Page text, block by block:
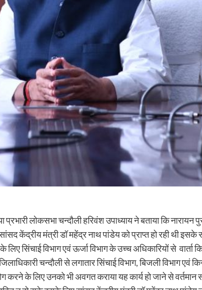
प्रभारी लोकसभा चन्दौली हरिवंश उपाध्याय ने बताया कि नारायन
केंद्रीय मंत्री डॉ महेंद्र नाथ पांडेय को प्राप्त हो रही थी इसके
लिए सिंचाई विभाग एवं ऊर्जा विभाग के उच्च अधिकारियों से वार्ता
चन्दौली से लगातार सिंचाई विभाग, बिजली विभाग एवं
करने के लिए उनको भी अवगत कराया यह कार्य हो जाने से वर्तमान